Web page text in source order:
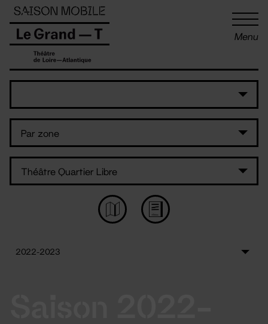
Menu
Panneau de gestion des cookies